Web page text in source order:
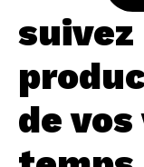
suivez
de